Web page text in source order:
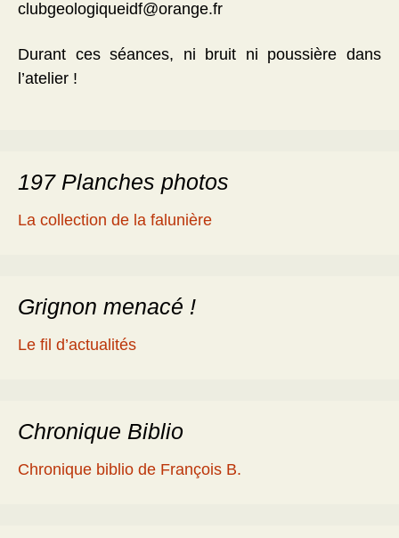
clubgeologiqueidf@orange.fr
Durant ces séances, ni bruit ni poussière dans
l’atelier !
197 Planches photos
La collection de la falunière
Grignon menacé !
Le fil d’actualités
Chronique Biblio
Chronique biblio de François B.